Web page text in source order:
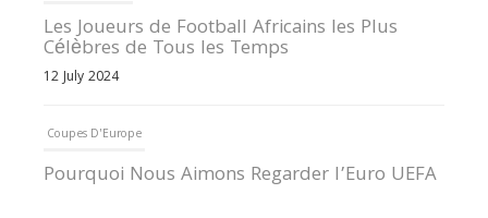
Pourquoi Nous Aimons Regarder l’Euro UEFA
13 June 2024
Internationales
Tout ce que vous devez savoir sur la Coupe